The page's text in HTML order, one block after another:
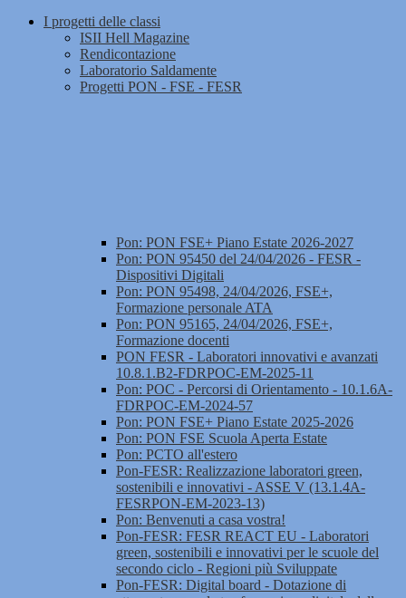
I progetti delle classi
ISII Hell Magazine
Rendicontazione
Laboratorio Saldamente
Progetti PON - FSE - FESR
Pon: PON FSE+ Piano Estate 2026-2027
Pon: PON 95450 del 24/04/2026 - FESR -
Dispositivi Digitali
Pon: PON 95498, 24/04/2026, FSE+,
Formazione personale ATA
Pon: PON 95165, 24/04/2026, FSE+,
Formazione docenti
PON FESR - Laboratori innovativi e avanzati
10.8.1.B2-FDRPOC-EM-2025-11
Pon: POC - Percorsi di Orientamento - 10.1.6A-
FDRPOC-EM-2024-57
Pon: PON FSE+ Piano Estate 2025-2026
Pon: PON FSE Scuola Aperta Estate
Pon: PCTO all'estero
Pon-FESR: Realizzazione laboratori green,
sostenibili e innovativi - ASSE V (13.1.4A-
FESRPON-EM-2023-13)
Pon: Benvenuti a casa vostra!
Pon-FESR: FESR REACT EU - Laboratori
green, sostenibili e innovativi per le scuole del
secondo ciclo - Regioni più Sviluppate
Pon-FESR: Digital board - Dotazione di